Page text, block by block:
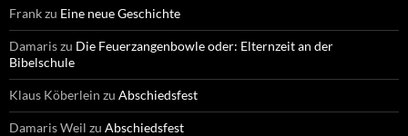
Frankzu Eine neue Geschichte
Damariszu Die Feuerzangenbowle oder: Elternzeit an der
Bibelschule
Klaus Köberlein zu Abschiedsfest
Damaris Weil zu Abschiedsfest